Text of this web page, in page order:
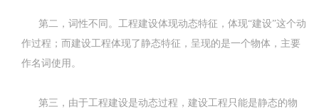
第二，词性不同。工程建设体现动态特征，体现“建设”这个动
作过程；而建设工程体现了静态特征，呈现的是一个物体，主要
作名词使用。
第三，由于工程建设是动态过程，建设工程只能是静态的物